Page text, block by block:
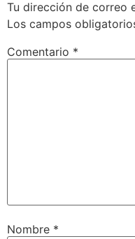
Tu dirección de correo
Los campos
Comentario *
Nombre *